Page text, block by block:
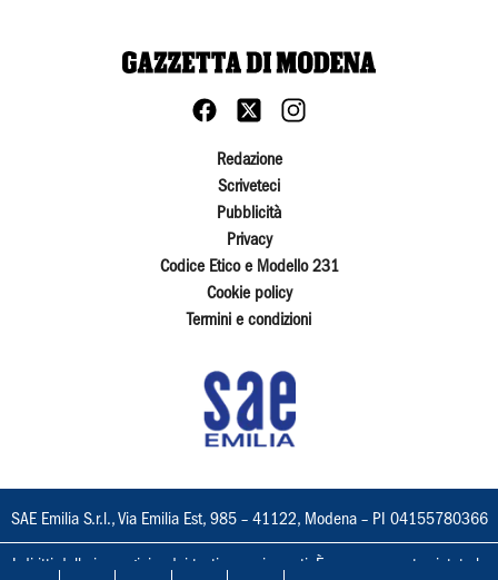
Redazione
Scriveteci
Pubblicità
Privacy
Codice Etico e Modello 231
Cookie policy
Termini e condizioni
SAE Emilia S.r.l., Via Emilia Est, 985 – 41122, Modena – PI 04155780366
I diritti delle immagini e dei testi sono riservati. È espressamente vietata la